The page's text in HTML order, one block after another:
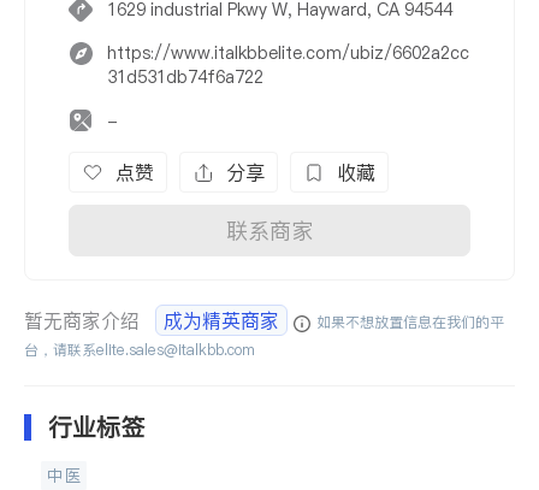
1629 industrial Pkwy W, Hayward, CA 94544
https://www.italkbbelite.com/ubiz/6602a2cc
31d531db74f6a722
-
点赞 分享 收藏
联系商家
暂无商家介绍 成为精英商家
如果不想放置信息在我们的平
台，请联系elite.sales@italkbb.com
行业标签
中医